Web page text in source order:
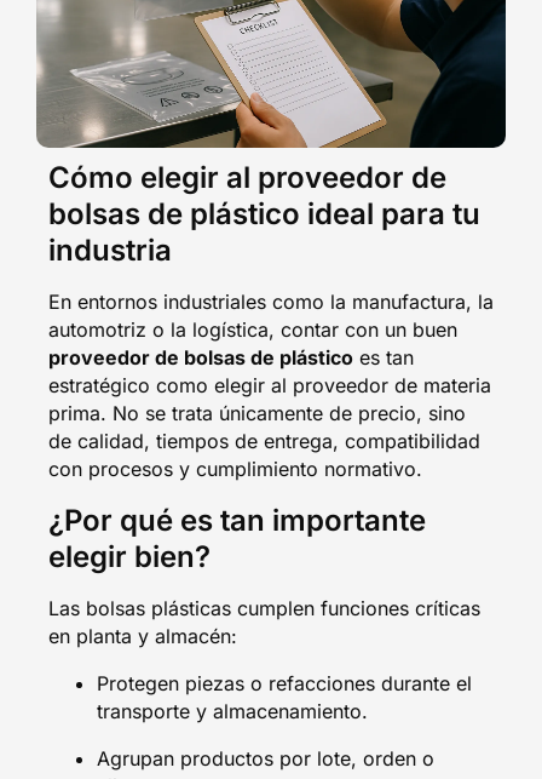
Cómo elegir al proveedor de
bolsas de plástico ideal para tu
industria
En entornos industriales como la manufactura, la
automotriz o la logística, contar con un buen
proveedor de bolsas de plástico es tan
estratégico como elegir al proveedor de materia
prima. No se trata únicamente de precio, sino
de calidad, tiempos de entrega, compatibilidad
con procesos y cumplimiento normativo.
¿Por qué es tan importante
elegir bien?
Las bolsas plásticas cumplen funciones críticas
en planta y almacén:
Protegen piezas o refacciones durante el
transporte y almacenamiento.
Agrupan productos por lote, orden o